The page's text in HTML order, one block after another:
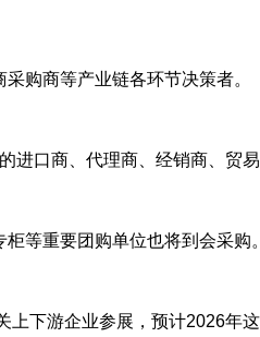
购商等产业链各环节决策者。
进口商、代理商、经销商、贸
等重要团购单位也将到会采购
上下游企业参展，预计2026年